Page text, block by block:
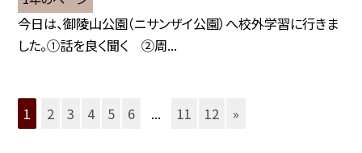
今日は、御陵山公園（ニサンザイ公園）へ校外学習に行きま
した。①話を良く聞く ②周...
1 2 3 4 5 6 ... 11 12 »